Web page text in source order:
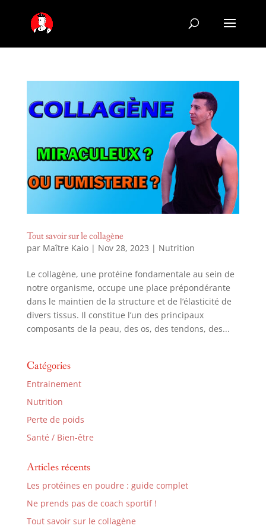
Tout savoir sur le collagène
par Maître Kaio| Nov 28, 2023 | Nutrition
Le collagène, une protéine fondamentale au sein de
notre organisme, occupe une place prépondérante
dans le maintien de la structure et de l’élasticité de
divers tissus. Il constitue l’un des principaux
composants de la peau, des os, des tendons, des...
Catégories
Entrainement
Nutrition
Perte de poids
Santé / Bien-être
Articles récents
Les protéines en poudre : guide complet
Ne prends pas de coach sportif !
Tout savoir sur le collagène